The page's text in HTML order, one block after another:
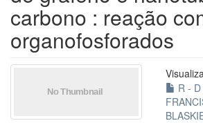
carbono : reação
organofosforados
R -